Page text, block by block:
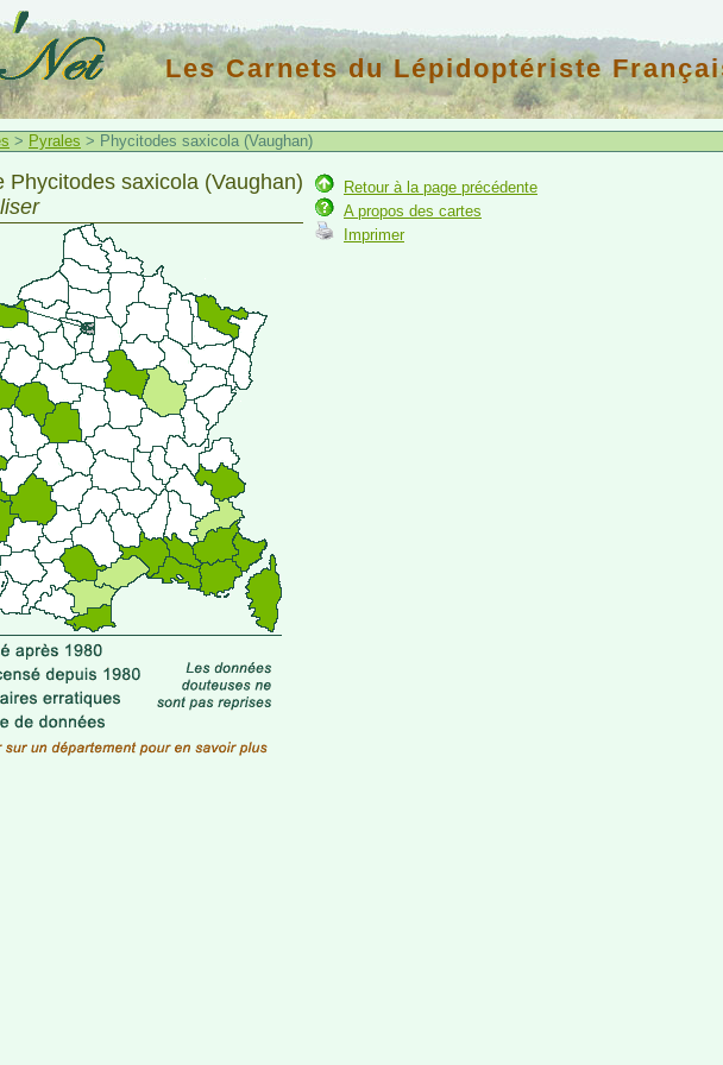
Les Carnets du Lépidoptériste
> Pyrales > Phycitodes saxicola (Vaughan)
Phycitodes saxicola (Vaughan)
Retour à la page précédente
A propos des cartes
Imprimer